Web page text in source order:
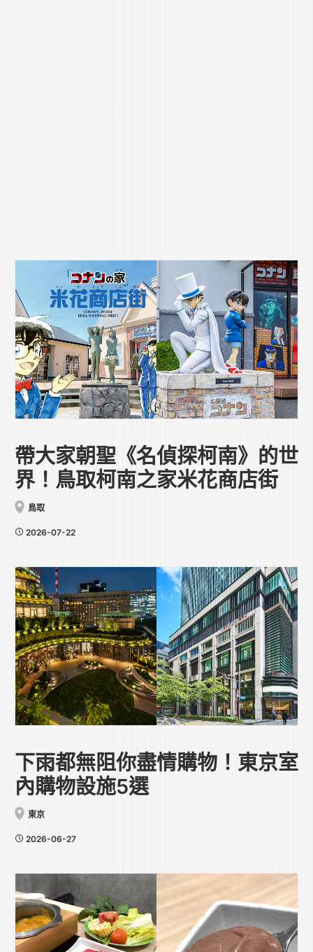
帶大家朝聖《名偵探柯南》的世
界！鳥取柯南之家米花商店街
鳥取
2026-07-22
下雨都無阻你盡情購物！東京室
內購物設施5選
東京
2026-06-27